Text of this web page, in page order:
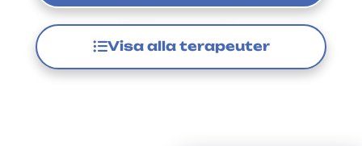
Visa alla terapeuter